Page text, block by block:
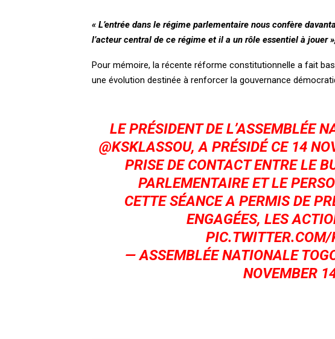
« L’entrée dans le régime parlementaire nous confère
l’acteur central de ce régime et il a un rôle essentiel à jouer
Pour mémoire, la récente réforme constitutionnelle a fait
une évolution destinée à renforcer la gouvernance
LE PRÉSIDENT DE L’ASSEMBLÉE
@KSKLASSOU, A PRÉSIDÉ CE 14
PRISE DE CONTACT ENTRE LE
PARLEMENTAIRE ET LE
CETTE SÉANCE A PERMIS DE
ENGAGÉES, LES
PIC.TWITTER.COM/
— ASSEMBLÉE NATIONALE
NOVEMBER